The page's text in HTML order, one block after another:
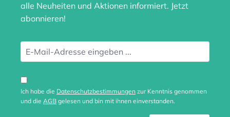
alle Neuheiten und Aktionen informiert. Jetzt
abonnieren!
Ich habe die Datenschutzbestimmungen zur Kenntnis genommen
und die AGB gelesen und bin mit ihnen einverstanden.